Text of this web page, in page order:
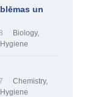
un
Biology,
Chemistry,